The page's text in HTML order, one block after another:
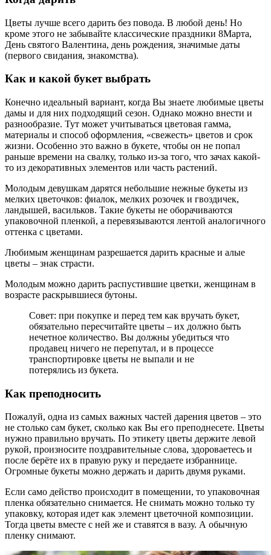
Цветы лучше всего дарить без повода. В любой день! Но
кроме этого не забывайте классические праздники 8Марта,
День святого Валентина, день рождения, значимые даты
(первого свидания, знакомства).
Как и какой букет выбрать
Конечно идеальный вариант, когда Вы знаете любимые цветы
дамы и для них подходящий сезон. Однако можно внести и
разнообразие. Тут может учитываться цветовая гамма,
материалы и способ оформления, «свежесть» цветов и срок
жизни. Особенно это важно в букете, чтобы он не попал
раньше времени на свалку, только из-за того, что зачах какой-
то из декоративных элементов или часть растений.
Молодым девушкам дарятся небольшие нежные букеты из
мелких цветочков: фиалок, мелких розочек и гвоздичек,
ландышей, васильков. Такие букеты не оборачиваются
упаковочной пленкой, а перевязываются лентой аналогичного
оттенка с цветами.
Любимым женщинам разрешается дарить красные и алые
цветы – знак страсти.
Молодым можно дарить распустившие цветки, женщинам в
возрасте раскрывшиеся бутоны.
Совет: при покупке и перед тем как вручать букет,
обязательно пересчитайте цветы – их должно быть
нечетное количество. Вы должны убедиться что
продавец ничего не перепутал, и в процессе
транспортировке цветы не выпали и не
потерялись из букета.
Как преподносить
Пожалуй, одна из самых важных частей дарения цветов – это
не столько сам букет, сколько как Вы его преподнесете. Цветы
нужно правильно вручать. По этикету цветы держите левой
рукой, произносите поздравительные слова, здороваетесь и
после берёте их в правую руку и передаете избраннице.
Огромные букеты можно держать и дарить двумя руками.
Если само действо происходит в помещении, то упаковочная
пленка обязательно снимается. Не снимать можно только ту
упаковку, которая идет как элемент цветочной композиции.
Тогда цветы вместе с ней же и ставятся в вазу. А обычную
пленку снимают.